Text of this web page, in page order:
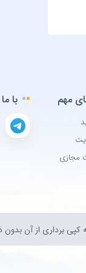
مهم
مجازی
با
برداری از آن بدون